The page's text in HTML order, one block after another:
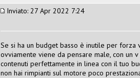
Inviato: 27 Apr 2022 7:24
Se si ha un budget basso è inutile per forza
ovviamente viene da pensare male, con un
contenuti perfettamente in linea con il tuo
non hai rimpianti sul motore poco